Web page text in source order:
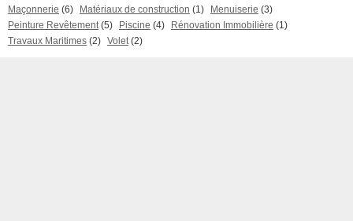
Maçonnerie (6) Matériaux de construction (1) Menuiserie (3)
Peinture Revêtement (5) Piscine (4) Rénovation Immobilière (1)
Travaux Maritimes (2) Volet (2)